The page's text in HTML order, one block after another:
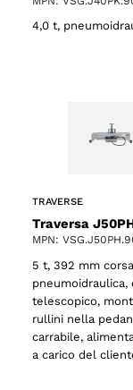
4,0 t,
TRAVERSE
Traversa
MPN:
5 t, 392 mm
pneumoidraulica,
telescopico,
rullini nella
carrabile,
a carico del